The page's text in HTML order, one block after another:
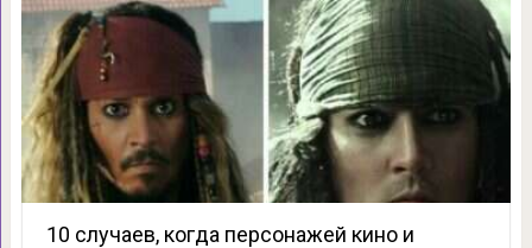
10 случаев, когда персонажей кино и